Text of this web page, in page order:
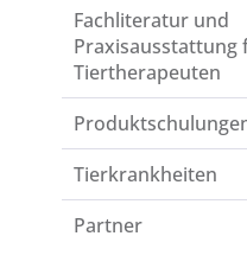
Fachliteratur und
Praxisausstattung
Tiertherapeuten
Tierkrankheiten
Partner